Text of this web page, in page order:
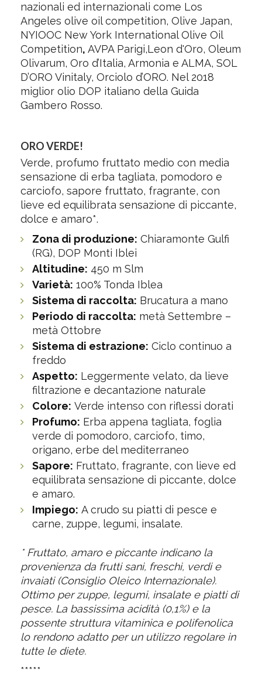
nazionali ed internazionali come Los
Angeles olive oil competition, Olive Japan,
NYIOOC New York International Olive Oil
Competition, AVPA Parigi,Leon d'Oro, Oleum
Olivarum, Oro d’Italia, Armonia e ALMA, SOL
D’ORO Vinitaly, Orciolo d’ORO. Nel 2018
miglior olio DOP italiano della Guida
Gambero Rosso.
ORO VERDE!
Verde, profumo fruttato medio con media
sensazione di erba tagliata, pomodoro e
carciofo, sapore fruttato, fragrante, con
lieve ed equilibrata sensazione di piccante,
dolce e amaro*.
Zona di produzione: Chiaramonte Gulfi
(RG), DOP Monti Iblei
Altitudine: 450 m Slm
Varietà: 100% Tonda Iblea
Sistema di raccolta: Brucatura a mano
Periodo di raccolta: metà Settembre –
metà Ottobre
Sistema di estrazione: Ciclo continuo a
freddo
Aspetto: Leggermente velato, da lieve
filtrazione e decantazione naturale
Colore: Verde intenso con riflessi dorati
Profumo: Erba appena tagliata, foglia
verde di pomodoro, carciofo, timo,
origano, erbe del mediterraneo
Sapore: Fruttato, fragrante, con lieve ed
equilibrata sensazione di piccante, dolce
e amaro.
Impiego: A crudo su piatti di pesce e
carne, zuppe, legumi, insalate.
* Fruttato, amaro e piccante indicano la
provenienza da frutti sani, freschi, verdi e
invaiati (Consiglio Oleico Internazionale).
Ottimo per zuppe, legumi, insalate e piatti di
pesce. La bassissima acidità (0,1%) e la
possente struttura vitaminica e polifenolica
lo rendono adatto per un utilizzo regolare in
tutte le diete.
*****